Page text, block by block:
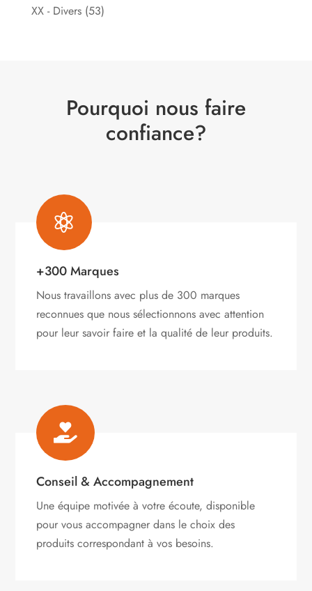
XX - Divers (53)
Pourquoi nous faire
confiance?

+300 Marques
Nous travaillons avec plus de 300 marques
reconnues que nous sélectionnons avec attention
pour leur savoir faire et la qualité de leur produits.

Conseil & Accompagnement
Une équipe motivée à votre écoute, disponible
pour vous accompagner dans le choix des
produits correspondant à vos besoins.